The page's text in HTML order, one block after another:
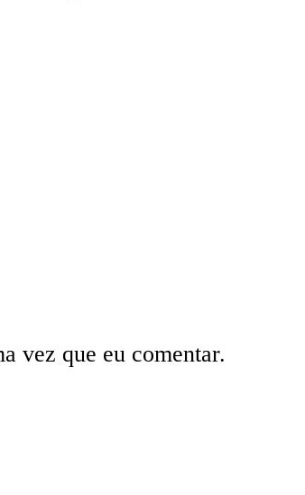
vez que eu comentar.